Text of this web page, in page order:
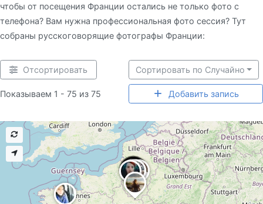
чтобы от посещения Франции остались не только фото с
телефона? Вам нужна профессиональная фото сессия? Тут
собраны русскоговорящие фотографы Франции:
Отсортировать
Показываем 1 - 75 из 75
Сортировать по Случайно
Добавить запись